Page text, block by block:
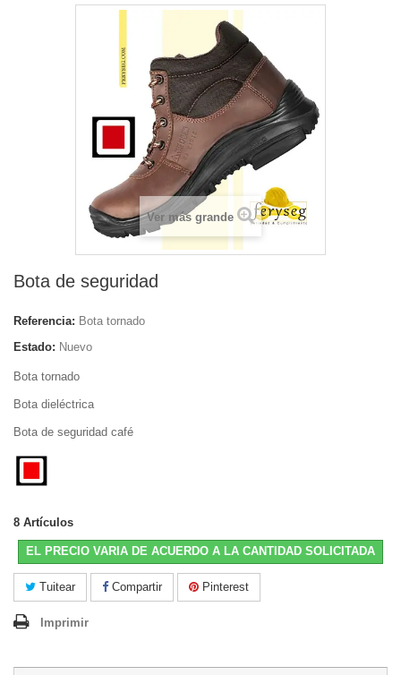
Ver más grande
Bota de seguridad
Referencia: Bota tornado
Estado: Nuevo
Bota tornado
Bota dieléctrica
Bota de seguridad café
8 Artículos
EL PRECIO VARIA DE ACUERDO A LA CANTIDAD SOLICITADA
Tuitear Compartir Pinterest
Imprimir